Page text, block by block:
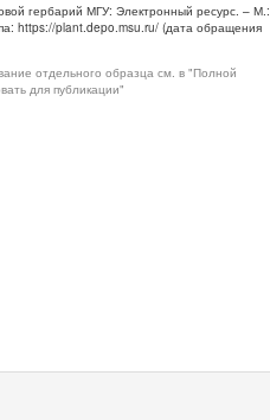
гербарий МГУ: Электронный ресурс. – М.:
https://plant.depo.msu.ru/ (дата обращения
отдельного образца см. в "Полной
для публикации"